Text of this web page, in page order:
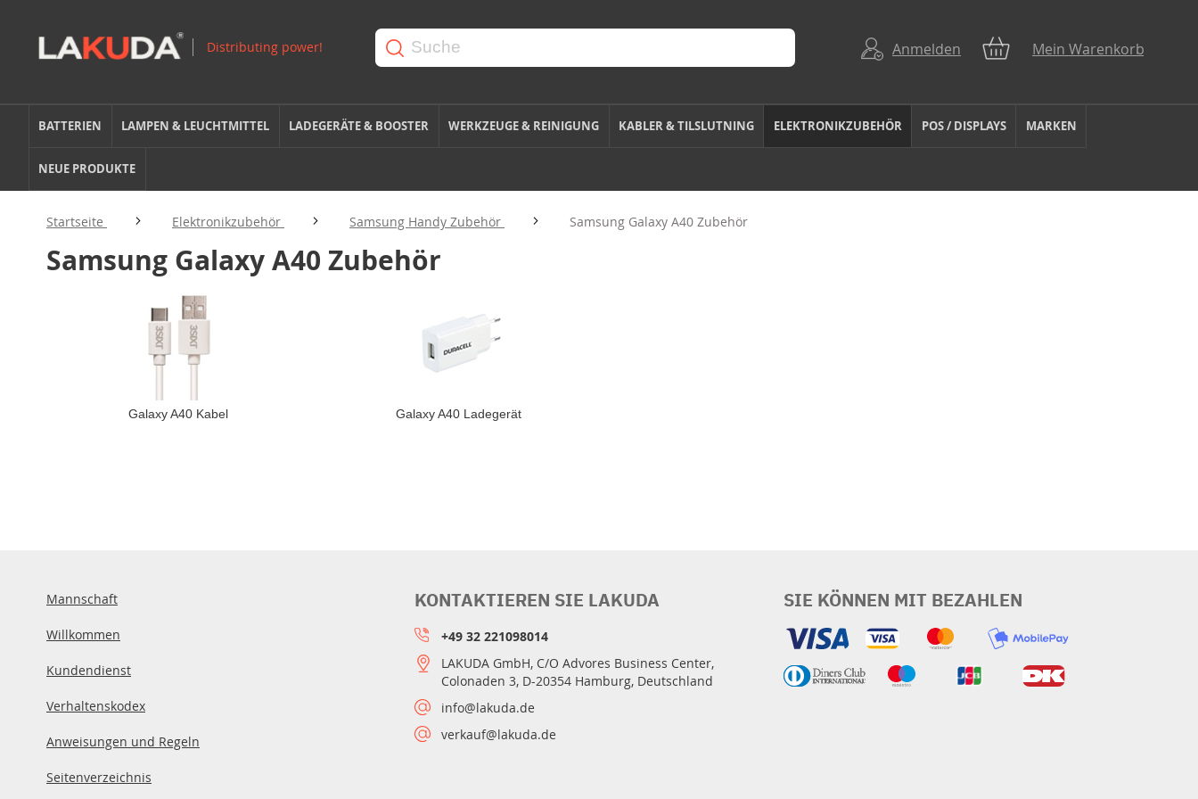
Anmelden Mein Warenkorb
BATTERIEN LAMPEN & LEUCHTMITTEL LADEGERÄTE & BOOSTER WERKZEUGE & REINIGUNG KABLER & TILSLUTNING ELEKTRONIKZUBEHÖR POS / DISPLAYS MARKEN
NEUE PRODUKTE
Startseite Elektronikzubehör Samsung Handy Zubehör Samsung Galaxy A40 Zubehör
Samsung Galaxy A40 Zubehör
Galaxy A40 Kabel Galaxy A40 Ladegerät
Mannschaft
Willkommen
Kundendienst
Verhaltenskodex
Anweisungen und Regeln
Seitenverzeichnis
SIE KÖNNEN MIT BEZAHLEN
KONTAKTIEREN SIE LAKUDA
+49 32 221098014
LAKUDA GmbH, C/O Advores Business Center,
Colonaden 3, D-20354 Hamburg, Deutschland
info@lakuda.de
verkauf@lakuda.de